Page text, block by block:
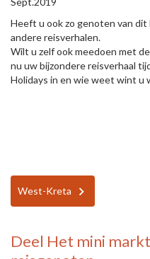
Heeft u ook zo genoten van dit
andere reisverhalen.
Wilt u zelf ook meedoen met
nu uw bijzondere reisverhaal
Holidays in en wie weet wint u
West-Kreta
Deel Het mini